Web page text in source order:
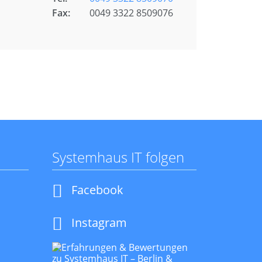
Fax:
0049 3322 8509076
Systemhaus IT folgen
Navigation
überspringen
Facebook
Instagram